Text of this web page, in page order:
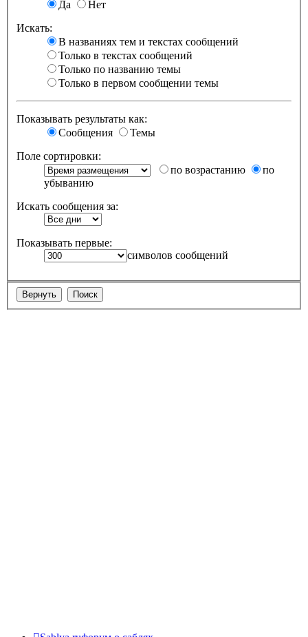
Да
Нет
Искать:
В названиях тем и текстах сообщений
Только в текстах сообщений
Только по названию темы
Только в первом сообщении темы
Показывать результаты как:
Сообщения
Темы
Поле сортировки:
по возрастанию
по
убыванию
Искать сообщения за:
Показывать первые:
символов сообщений